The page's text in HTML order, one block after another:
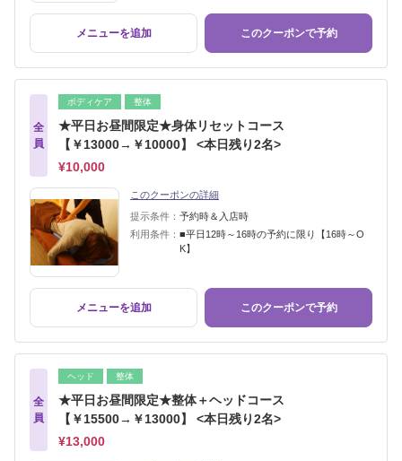
メニューを追加 このクーポンで予約
全
員
ボディケア 整体
★平日お昼間限定★身体リセットコース
【￥13000→￥10000】 <本日残り2名>
¥10,000
このクーポンの詳細
提示条件： 予約時＆入店時
利用条件： ■平日12時～16時の予約に限り【16時～O
K】
メニューを追加 このクーポンで予約
全
員
ヘッド 整体
★平日お昼間限定★整体＋ヘッドコース
【￥15500→￥13000】 <本日残り2名>
¥13,000